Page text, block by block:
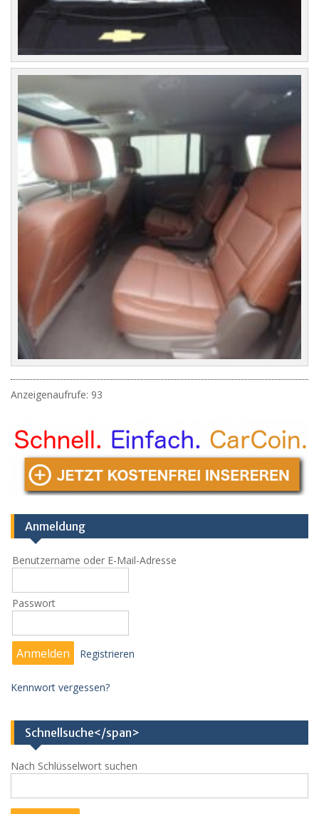
Anzeigenaufrufe: 93
Anmeldung
Benutzername oder E-Mail-Adresse
Passwort
Registrieren
Kennwort vergessen?
Schnellsuche</span>
Nach Schlüsselwort suchen